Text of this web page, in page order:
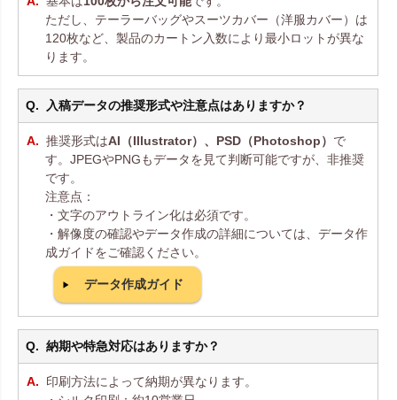
ただし、テーラーバッグやスーツカバー（洋服カバー）は
120枚など、製品のカートン入数により最小ロットが異な
ります。
入稿データの推奨形式や注意点はありますか？
推奨形式はAI（Illustrator）、PSD（Photoshop） で
す。JPEGやPNGもデータを見て判断可能ですが、非推奨
です。
注意点：
・文字のアウトライン化は必須です。
・解像度の確認やデータ作成の詳細については、データ作
成ガイドをご確認ください。
データ作成ガイド
納期や特急対応はありますか？
印刷方法によって納期が異なります。